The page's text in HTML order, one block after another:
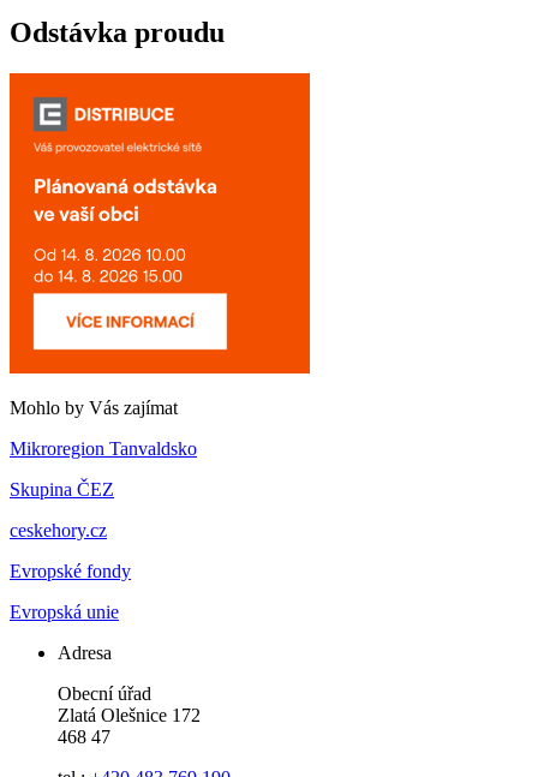
Odstávka proudu
Mohlo by Vás zajímat
Mikroregion Tanvaldsko
Skupina ČEZ
ceskehory.cz
Evropské fondy
Evropská unie
Adresa
Obecní úřad
Zlatá Olešnice 172
468 47